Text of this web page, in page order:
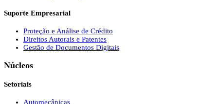
Suporte Empresarial
Proteção e Análise de Crédito
Direitos Autorais e Patentes
Gestão de Documentos Digitais
Núcleos
Setoriais
Automecânicas